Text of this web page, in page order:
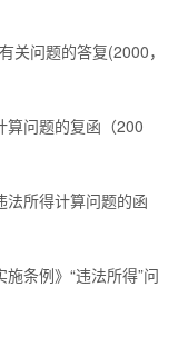
关问题的答复(2000，
算问题的复函（200
法所得计算问题的函
条例》“违法所得”问